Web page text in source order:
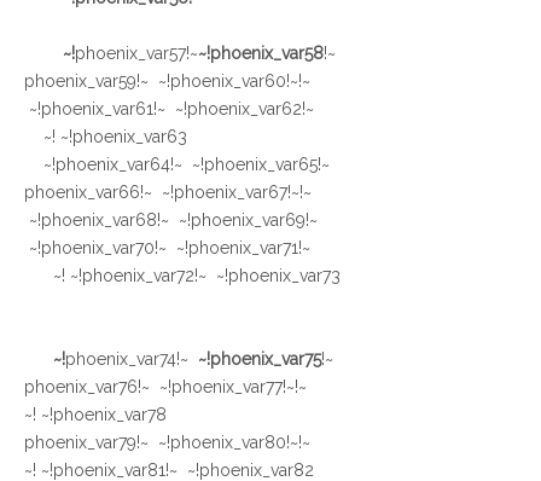
~!phoenix_var57!~
~!phoenix_var58!~
~!phoenix_var59!~ ~!phoenix_var60!~
~!phoenix_var61!~ ~!phoenix_var62!~
~!phoenix_var63!~
~!phoenix_var64!~ ~!phoenix_var65!~
~!phoenix_var66!~ ~!phoenix_var67!~
~!phoenix_var68!~ ~!phoenix_var69!~
~!phoenix_var70!~ ~!phoenix_var71!~
~!phoenix_var72!~ ~!phoenix_var73!~
~!phoenix_var74!~
~!phoenix_var75!~
~!phoenix_var76!~ ~!phoenix_var77!~
~!phoenix_var78!~
~!phoenix_var79!~ ~!phoenix_var80!~
~!phoenix_var81!~ ~!phoenix_var82!~